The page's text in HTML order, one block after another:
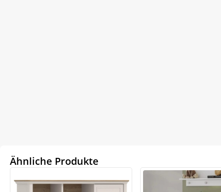
Ähnliche Produkte